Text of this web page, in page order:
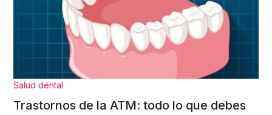
Salud dental
Trastornos de la ATM: todo lo que debes